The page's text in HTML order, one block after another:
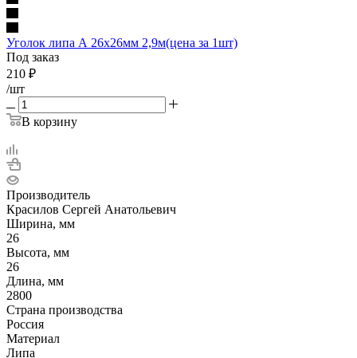
Уголок липа А 26х26мм 2,9м(цена за 1шт)
Под заказ
210 ₽
/шт
В корзину
Производитель
Красилов Сергей Анатольевич
Ширина, мм
26
Высота, мм
26
Длина, мм
2800
Страна производства
Россия
Материал
Липа